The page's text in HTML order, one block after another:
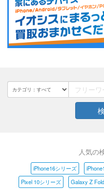
人気の
iPhone16シリーズ
Pixel 10シリーズ
Galaxy Z